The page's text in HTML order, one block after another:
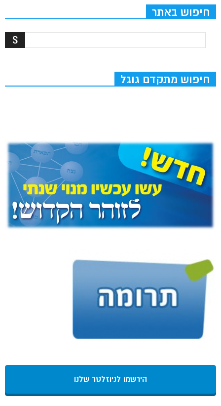
חיפוש באתר
חיפוש מתקדם גוגל
הירשמו לניוזלטר שלנו